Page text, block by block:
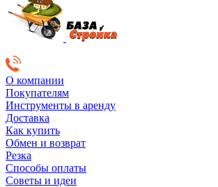
О компании
Покупателям
Инструменты в аренду
Доставка
Как купить
Обмен и возврат
Резка
Способы оплаты
Советы и идеи